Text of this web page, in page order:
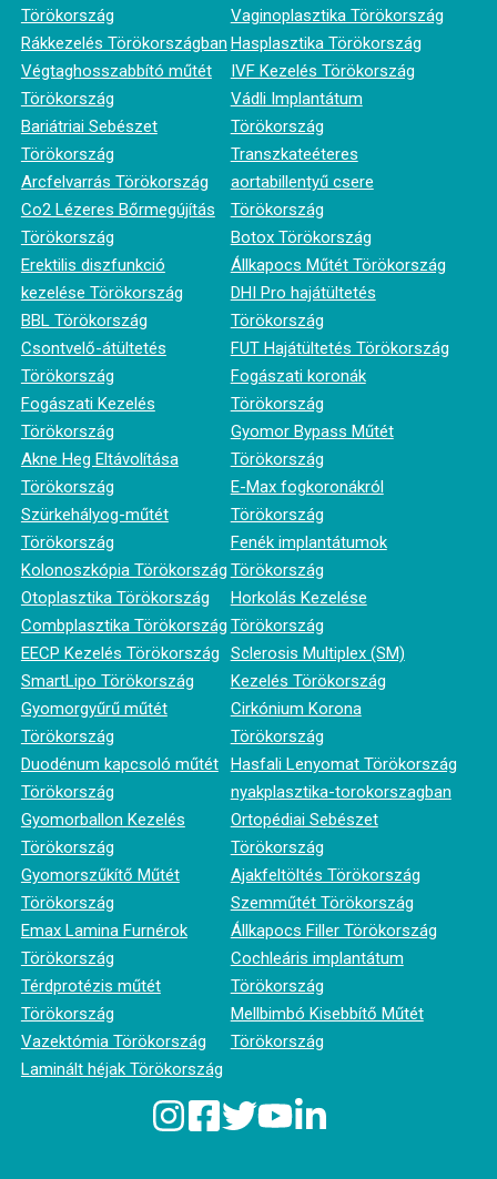
Törökország
Rákkezelés Törökországban
Végtaghosszabbító műtét
Törökország
Bariátriai Sebészet
Törökország
Arcfelvarrás Törökország
Co2 Lézeres Bőrmegújítás
Törökország
Erektilis diszfunkció
kezelése Törökország
BBL Törökország
Csontvelő-átültetés
Törökország
Fogászati Kezelés
Törökország
Akne Heg Eltávolítása
Törökország
Szürkehályog-műtét
Törökország
Kolonoszkópia Törökország
Otoplasztika Törökország
Combplasztika Törökország
EECP Kezelés Törökország
SmartLipo Törökország
Gyomorgyűrű műtét
Törökország
Duodénum kapcsoló műtét
Törökország
Gyomorballon Kezelés
Törökország
Gyomorszűkítő Műtét
Törökország
Emax Lamina Furnérok
Törökország
Térdprotézis műtét
Törökország
Vazektómia Törökország
Laminált héjak Törökország
Vaginoplasztika Törökország
Hasplasztika Törökország
IVF Kezelés Törökország
Vádli Implantátum
Törökország
Transzkateéteres
aortabillentyű csere
Törökország
Botox Törökország
Állkapocs Műtét Törökország
DHI Pro hajátültetés
Törökország
FUT Hajátültetés Törökország
Fogászati koronák
Törökország
Gyomor Bypass Műtét
Törökország
E-Max fogkoronákról
Törökország
Fenék implantátumok
Törökország
Horkolás Kezelése
Törökország
Sclerosis Multiplex (SM)
Kezelés Törökország
Cirkónium Korona
Törökország
Hasfali Lenyomat Törökország
nyakplasztika-torokorszagban
Ortopédiai Sebészet
Törökország
Ajakfeltöltés Törökország
Szemműtét Törökország
Állkapocs Filler Törökország
Cochleáris implantátum
Törökország
Mellbimbó Kisebbítő Műtét
Törökország